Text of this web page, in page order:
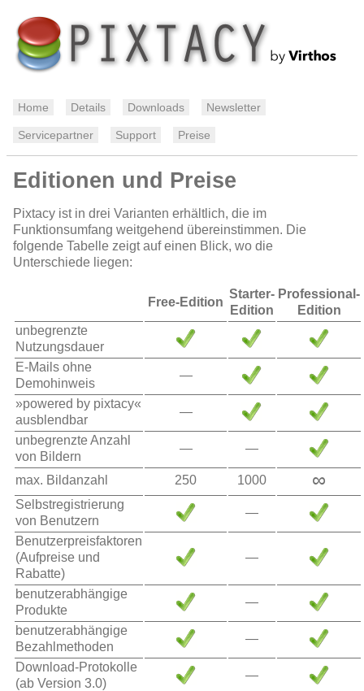
Home Details Downloads Newsletter
Servicepartner Support Preise
Editionen und Preise
Pixtacy ist in drei Varianten erhältlich, die im
Funktionsumfang weitgehend übereinstimmen. Die
folgende Tabelle zeigt auf einen Blick, wo die
Unterschiede liegen:
Free-Edition
Starter-
Edition
Professional-
Edition
unbegrenzte
Nutzungsdauer
E-Mails ohne
Demohinweis
—
»powered by pixtacy«
ausblendbar
—
unbegrenzte Anzahl
von Bildern
— —
max. Bildanzahl 250 1000 ∞
Selbstregistrierung
von Benutzern
—
Benutzerpreisfaktoren
(Aufpreise und
Rabatte)
—
benutzerabhängige
Produkte
—
benutzerabhängige
Bezahlmethoden
—
Download-Protokolle
(ab Version 3.0)
—